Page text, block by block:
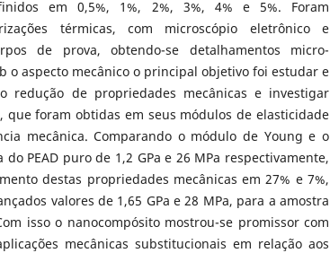
em 0,5%, 1%, 2%, 3%, 4% e 5%. Foram
térmicas, com microscópio eletrônico e
de prova, obtendo-se detalhamentos micro-
o aspecto mecânico o principal objetivo foi estudar e
redução de propriedades mecânicas e investigar
que foram obtidas em seus módulos de elasticidade
mecânica. Comparando o módulo de Young e o
PEAD puro de 1,2 GPa e 26 MPa respectivamente,
destas propriedades mecânicas em 27% e 7%,
valores de 1,65 GPa e 28 MPa, para a amostra
isso o nanocompósito mostrou-se promissor com
mecânicas substitucionais em relação aos